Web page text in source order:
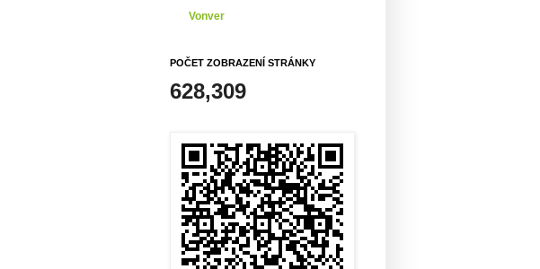
Vonver
POČET ZOBRAZENÍ STRÁNKY
628,309